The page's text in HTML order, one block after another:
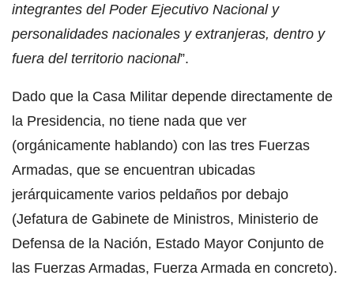
integrantes del Poder Ejecutivo Nacional y
personalidades nacionales y extranjeras, dentro y
fuera del territorio nacional”.
Dado que la Casa Militar depende directamente de
la Presidencia, no tiene nada que ver
(orgánicamente hablando) con las tres Fuerzas
Armadas, que se encuentran ubicadas
jerárquicamente varios peldaños por debajo
(Jefatura de Gabinete de Ministros, Ministerio de
Defensa de la Nación, Estado Mayor Conjunto de
las Fuerzas Armadas, Fuerza Armada en concreto).